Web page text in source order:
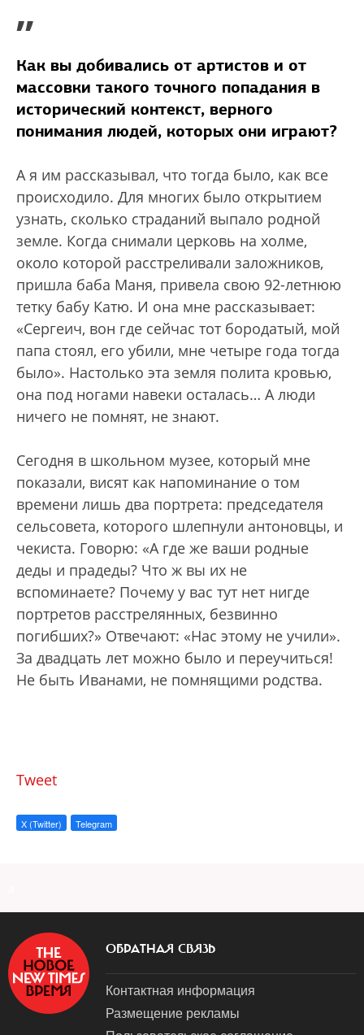
”
Как вы добивались от артистов и от
массовки такого точного попадания в
исторический контекст, верного
понимания людей, которых они играют?
А я им рассказывал, что тогда было, как все
происходило. Для многих было открытием
узнать, сколько страданий выпало родной
земле. Когда снимали церковь на холме,
около которой расстреливали заложников,
пришла баба Маня, привела свою 92-летнюю
тетку бабу Катю. И она мне рассказывает:
«Сергеич, вон где сейчас тот бородатый, мой
папа стоял, его убили, мне четыре года тогда
было». Настолько эта земля полита кровью,
она под ногами навеки осталась… А люди
ничего не помнят, не знают.
Сегодня в школьном музее, который мне
показали, висят как напоминание о том
времени лишь два портрета: председателя
сельсовета, которого шлепнули антоновцы, и
чекиста. Говорю: «А где же ваши родные
деды и прадеды? Что ж вы их не
вспоминаете? Почему у вас тут нет нигде
портретов расстрелянных, безвинно
погибших?» Отвечают: «Нас этому не учили».
За двадцать лет можно было и переучиться!
Не быть Иванами, не помнящими родства.
Tweet
X (Twitter) Telegram
ОБРАТНАЯ СВЯЗЬ
Контактная информация
Размещение рекламы